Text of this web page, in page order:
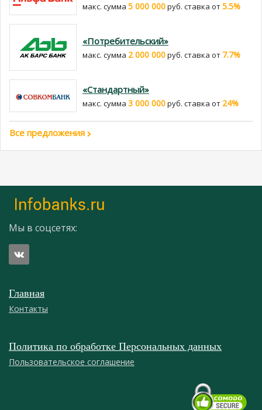
макс. сумма 5 000 000руб. cтавка от5.5%
«Потребительский»
макс. сумма 2 000 000руб. cтавка от 7.7%
«Стандартный»
макс. сумма 3 000 000руб. cтавка от 24%
Все предложения
Мы в соцсетях:
Главная
Контакты
Политика по обработке Персональных данных
Пользовательское соглашение